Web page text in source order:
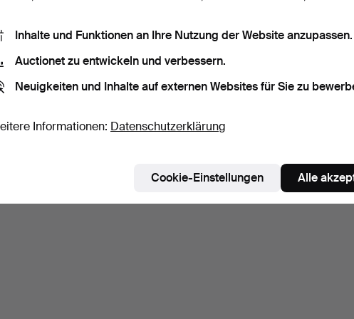
Inhalte und Funktionen an Ihre Nutzung der Website anzupassen.
Auctionet zu entwickeln und verbessern.
Neuigkeiten und Inhalte auf externen Websites für Sie zu
Informationen: Datenschutzerklärung
Cookie-Einstellungen Alle